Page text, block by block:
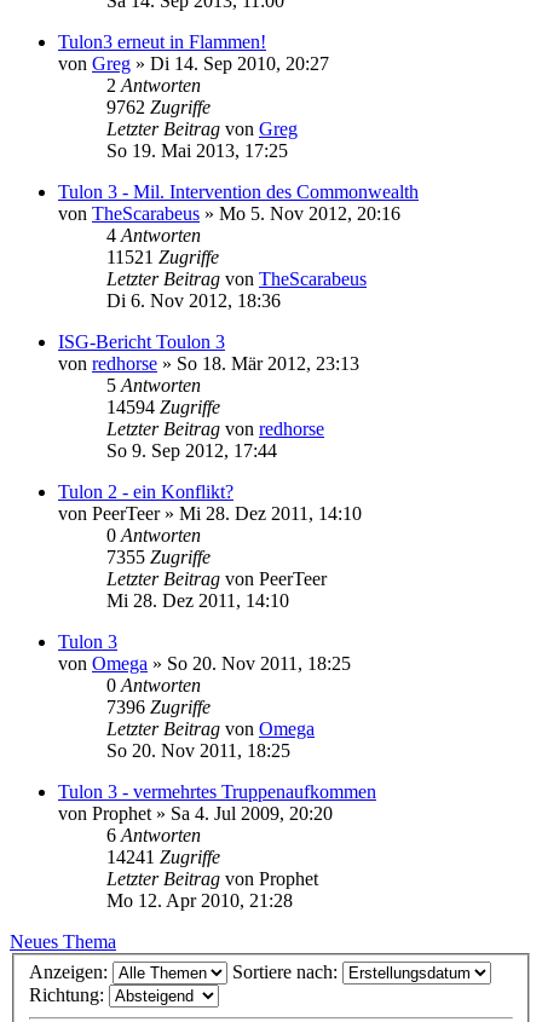
Tulon3 erneut in Flammen!
von Greg » Di 14. Sep 2010, 20:27
2 Antworten
9762 Zugriffe
Letzter Beitrag von Greg
So 19. Mai 2013, 17:25
Tulon 3 - Mil. Intervention des Commonwealth
von TheScarabeus » Mo 5. Nov 2012, 20:16
4 Antworten
11521 Zugriffe
Letzter Beitrag von TheScarabeus
Di 6. Nov 2012, 18:36
ISG-Bericht Toulon 3
von redhorse » So 18. Mär 2012, 23:13
5 Antworten
14594 Zugriffe
Letzter Beitrag von redhorse
So 9. Sep 2012, 17:44
Tulon 2 - ein Konflikt?
von PeerTeer» Mi 28. Dez 2011, 14:10
0 Antworten
7355 Zugriffe
Letzter Beitrag von PeerTeer
Mi 28. Dez 2011, 14:10
Tulon 3
von Omega » So 20. Nov 2011, 18:25
0 Antworten
7396 Zugriffe
Letzter Beitrag von Omega
So 20. Nov 2011, 18:25
Tulon 3 - vermehrtes Truppenaufkommen
von Prophet » Sa 4. Jul 2009, 20:20
6 Antworten
14241 Zugriffe
Letzter Beitrag von Prophet
Mo 12. Apr 2010, 21:28
Neues Thema
Anzeigen:
Sortiere nach:
Richtung: